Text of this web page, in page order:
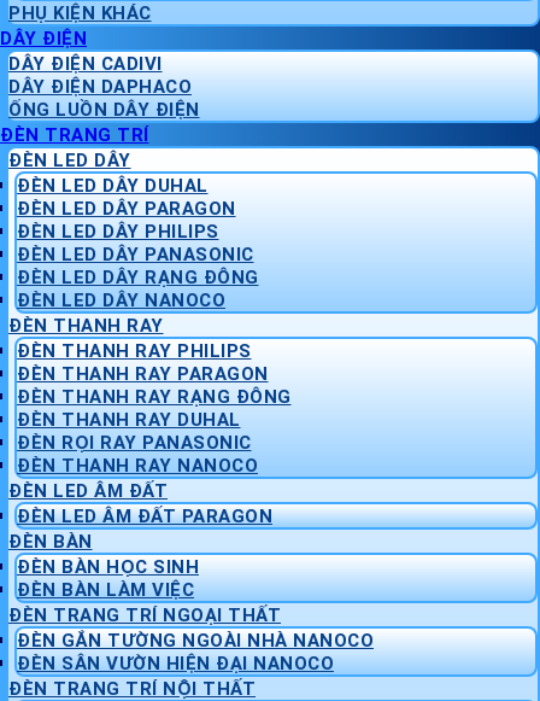
PHỤ KIỆN KHÁC
DÂY ĐIỆN
DÂY ĐIỆN CADIVI
DÂY ĐIỆN DAPHACO
ỐNG LUỒN DÂY ĐIỆN
ĐÈN TRANG TRÍ
ĐÈN LED DÂY
ĐÈN LED DÂY DUHAL
ĐÈN LED DÂY PARAGON
ĐÈN LED DÂY PHILIPS
ĐÈN LED DÂY PANASONIC
ĐÈN LED DÂY RẠNG ĐÔNG
ĐÈN LED DÂY NANOCO
ĐÈN THANH RAY
ĐÈN THANH RAY PHILIPS
ĐÈN THANH RAY PARAGON
ĐÈN THANH RAY RẠNG ĐÔNG
ĐÈN THANH RAY DUHAL
ĐÈN RỌI RAY PANASONIC
ĐÈN THANH RAY NANOCO
ĐÈN LED ÂM ĐẤT
ĐÈN LED ÂM ĐẤT PARAGON
ĐÈN BÀN
ĐÈN BÀN HỌC SINH
ĐÈN BÀN LÀM VIỆC
ĐÈN TRANG TRÍ NGOẠI THẤT
ĐÈN GẮN TƯỜNG NGOÀI NHÀ NANOCO
ĐÈN SÂN VƯỜN HIỆN ĐẠI NANOCO
ĐÈN TRANG TRÍ NỘI THẤT